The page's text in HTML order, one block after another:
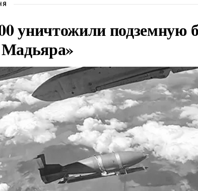
уничтожили подземную